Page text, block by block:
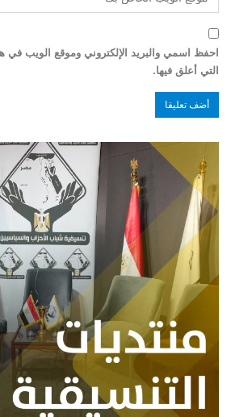
احفظ اسمي والبريد الإلكتروني وموقع الويب في
التي أعلق فيها.